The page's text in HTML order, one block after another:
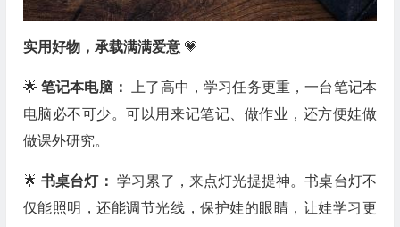
实用好物，承载满满爱意 💗
🌟 笔记本电脑：
上了高中，学习任务更重，一台笔记本
电脑必不可少。可以用来记笔记、做作业，还方便娃做
做课外研究。
🌟 书桌台灯： 学习累了，来点灯光提提神。书桌台灯不
仅能照明，还能调节光线，保护娃的眼睛，让娃学习更